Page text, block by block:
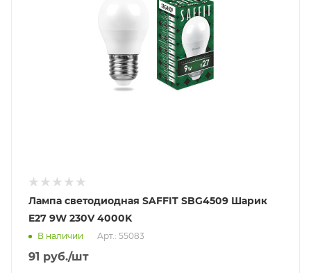
Лампа светодиодная SAFFIT SBG4509 Шарик
E27 9W 230V 4000K
В наличии Арт.: 55083
91 руб./шт